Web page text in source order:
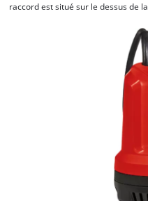
raccord est situé sur le dessus de